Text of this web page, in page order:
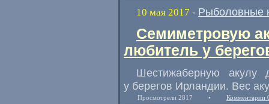
10 мая 2017 - Рыболовные
Семиметровую
любитель у
Шестижаберную
у берегов Ирландии. Вес
Просмотрели 2817 • Комментарии